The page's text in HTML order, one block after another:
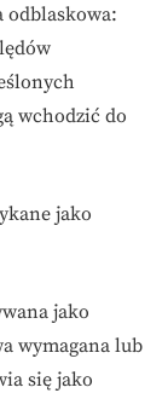
odblaskowa:
wchodzić do
jako
jako
wymagana lub
się jako